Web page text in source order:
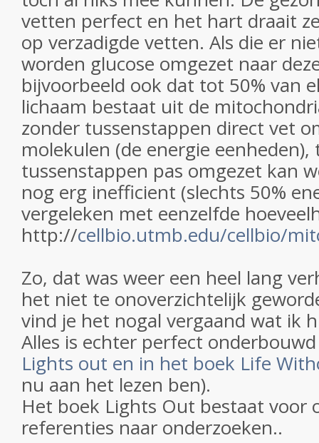
vetten perfect en het hart draait
op verzadigde vetten. Als die er
worden glucose omgezet naar
bijvoorbeeld ook dat tot 50% van
lichaam bestaat uit de
zonder tussenstappen direct vet
molekulen (de energie
tussenstappen pas omgezet kan
nog erg inefficient (slechts 50%
vergeleken met eenzelfde
http://cellbio.utmb.edu/cellbio/
Zo, dat was weer een heel lang
het niet te onoverzichtelijk
vind je het nogal vergaand wat ik
Alles is echter perfect
Lights out en in het boek Life
nu aan het lezen ben).
Het boek Lights Out bestaat voor
referenties naar onderzoeken..